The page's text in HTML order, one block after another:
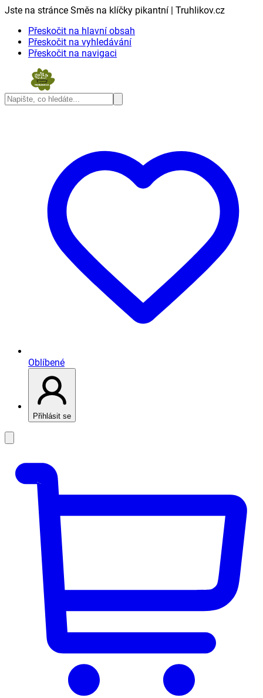
Jste na stránce Směs na klíčky pikantní | Truhlikov.cz
Přeskočit na hlavní obsah
Přeskočit na vyhledávání
Přeskočit na navigaci
Oblíbené
Přihlásit se